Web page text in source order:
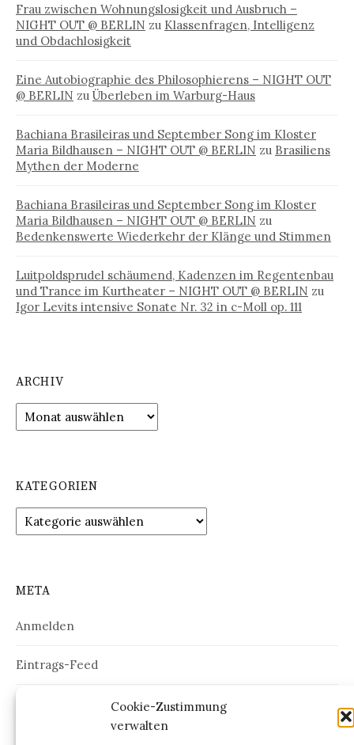
Cookie-Zustimmung
verwalten
Frau zwischen Wohnungslosigkeit und Ausbruch –
NIGHT OUT @ BERLIN zu Klassenfragen, Intelligenz
und Obdachlosigkeit
Eine Autobiographie des Philosophierens – NIGHT OUT
@ BERLIN zu Überleben im Warburg-Haus
Bachiana Brasileiras und September Song im Kloster
Maria Bildhausen – NIGHT OUT @ BERLIN zu Brasiliens
Mythen der Moderne
Bachiana Brasileiras und September Song im Kloster
Maria Bildhausen – NIGHT OUT @ BERLIN zu
Bedenkenswerte Wiederkehr der Klänge und Stimmen
Luitpoldsprudel schäumend, Kadenzen im Regentenbau
und Trance im Kurtheater – NIGHT OUT @ BERLIN zu
Igor Levits intensive Sonate Nr. 32 in c-Moll op. 111
ARCHIV
Archiv
KATEGORIEN
Kategorien
META
Anmelden
Eintrags-Feed
Kommentar-Feed